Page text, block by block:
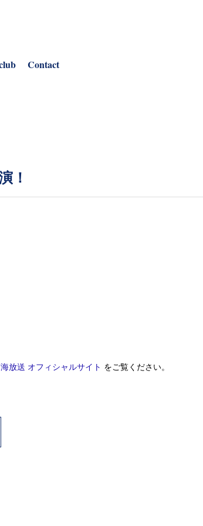
Contact
！
放送 オフィシャルサイト をご覧ください。